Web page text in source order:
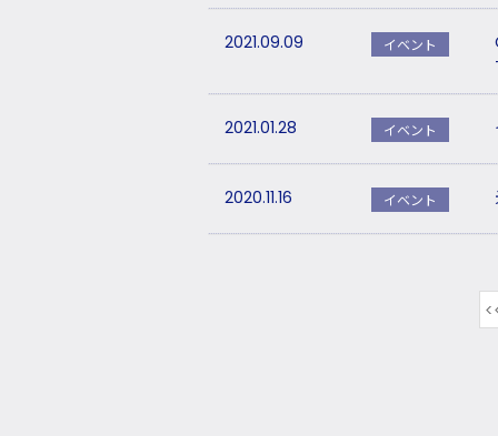
2021.09.09 イベント
2021.01.28 イベント
2020.11.16 イベント